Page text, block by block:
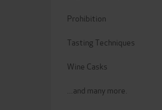
Prohibition
Tasting Techniques
Wine Casks
...and many more.